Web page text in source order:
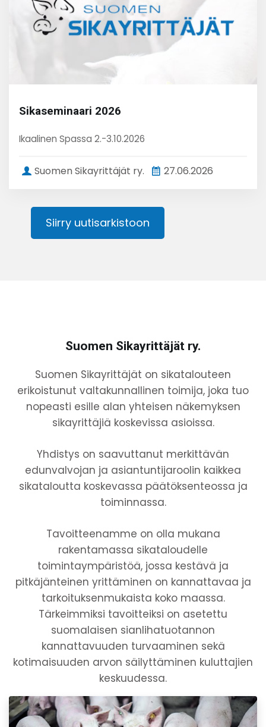
Sikaseminaari 2026
Ikaalinen Spassa 2.-3.10.2026
Suomen Sikayrittäjät ry. 27.06.2026
Siirry uutisarkistoon
Suomen Sikayrittäjät ry.
Suomen Sikayrittäjät on sikatalouteen
erikoistunut valtakunnallinen toimija, joka tuo
nopeasti esille alan yhteisen näkemyksen
sikayrittäjiä koskevissa asioissa.
Yhdistys on saavuttanut merkittävän
edunvalvojan ja asiantuntijaroolin kaikkea
sikataloutta koskevassa päätöksenteossa ja
toiminnassa.
Tavoitteenamme on olla mukana
rakentamassa sikataloudelle
toimintaympäristöä, jossa kestävä ja
pitkäjänteinen yrittäminen on kannattavaa ja
tarkoituksenmukaista koko maassa.
Tärkeimmiksi tavoitteiksi on asetettu
suomalaisen sianlihatuotannon
kannattavuuden turvaaminen sekä
kotimaisuuden arvon säilyttäminen kuluttajien
keskuudessa.